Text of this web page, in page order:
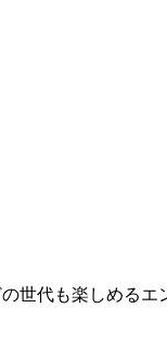
世代も楽しめるエ